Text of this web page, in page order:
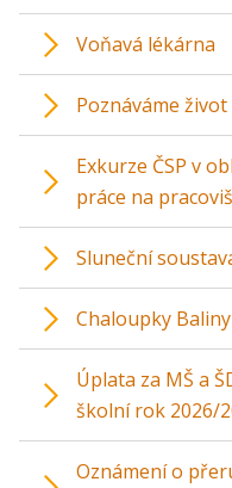
Voňavá lékárna
Poznáváme
Exkurze ČSP v
práce na
Sluneční
Chaloupky
Úplata za MŠ a
školní rok 2026/
Oznámení o